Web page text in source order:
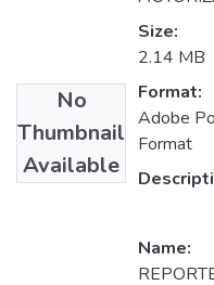
No
Thumbnail
Available
Size:
2.14 MB
Format:
Adobe
Format
Name: